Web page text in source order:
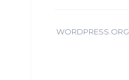
WORDPRESS.ORG